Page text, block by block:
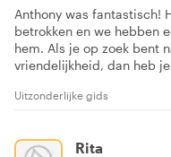
Anthony was fantastisch!
betrokken en we hebben
hem. Als je op zoek bent
vriendelijkheid, dan heb
Uitzonderlijke gids
Rita